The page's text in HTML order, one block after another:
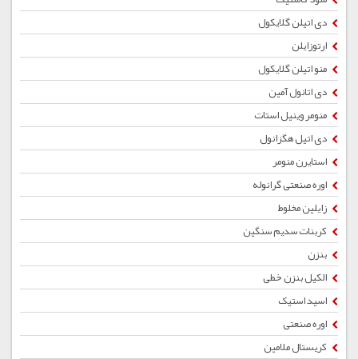
دی اتیلن گلایکول
ارتوزایلن
منو اتیلن گلایکول
دی اتانول آمین
منومر وینیل استات
دی اتیل هگزانول
استایرن منومر
اوره صنعتی گرانوله
زایلین مخلوط
کربنات سدیم سنگین
بنزن
الکیل بنزن خطی
اسید استیک
اوره صنعتی
کریستال ملامین